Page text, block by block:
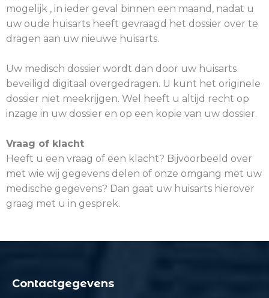
mogelijk , in ieder geval binnen een maand, nadat u
uw oude huisarts heeft gevraagd het dossier over te
dragen aan uw nieuwe huisarts.
Uw medisch dossier wordt dan door uw huisarts
beveiligd digitaal overgedragen. U kunt het originele
dossier niet meekrijgen. Wel heeft u altijd recht op
inzage in uw dossier en op een kopie van uw dossier.
Vraag of klacht
Heeft u een vraag of een klacht? Bijvoorbeeld over
met wie wij gegevens delen of onze omgang met uw
medische gegevens? Dan gaat uw huisarts hierover
graag met u in gesprek.
Contactgegevens